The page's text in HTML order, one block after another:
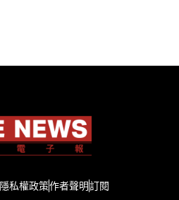
隱私權政策作者聲明訂閱